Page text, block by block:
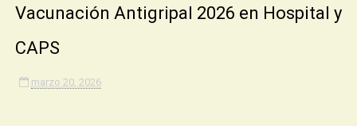
Vacunación Antigripal 2026 en Hospital y
CAPS
marzo 20, 2026